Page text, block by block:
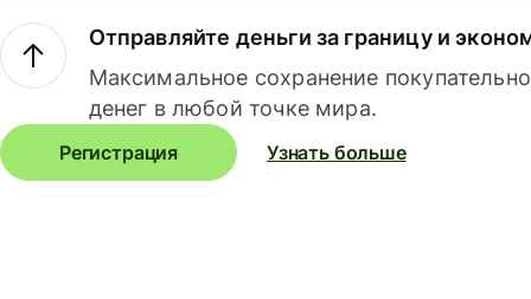
Отправляйте деньги за границу и
Максимальное сохранение
денег в любой точке мира.
Регистрация Узнать больше